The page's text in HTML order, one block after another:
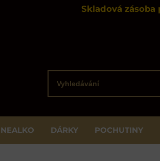
Skladová zásoba
NEALKO DÁRKY POCHUTINY